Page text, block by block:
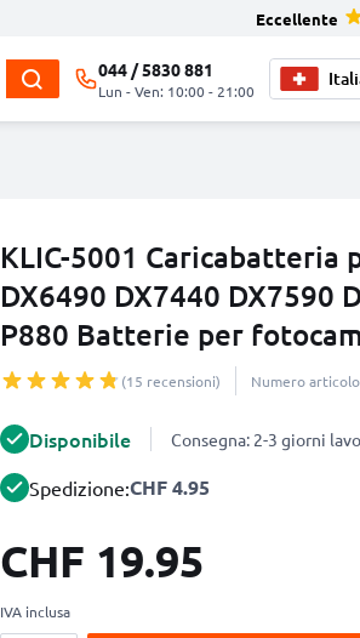
Eccellente
044 / 5830 881
Lun - Ven: 10:00 - 21:00
KLIC-5001 Caricabatteria
DX6490 DX7440 DX7590
P880 Batterie per
(15 recensioni) Numero
Disponibile Consegna: 2-3 giorni
Spedizione:CHF 4.95
CHF 19.95
IVA inclusa